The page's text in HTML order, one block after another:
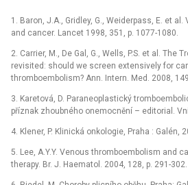
1. Baron, J.A., Gridley, G., Weiderpass, E. et
and cancer. Lancet 1998, 351, p. 1077-1080.
2. Carrier, M., De Gal, G., Wells, P.S. et al. The
revisited: should we screen extensively for
thromboembolism? Ann. Intern. Med. 2008,
3. Karetová, D. Paraneoplastický
příznak zhoubného onemocnění –⁠ editorial.
4. Klener, P. Klinická onkologie, Praha : Galén,
5. Lee, A.Y.Y. Venous thromboembolism and
therapy. Br. J. Haematol. 2004, 128, p. 291-302.